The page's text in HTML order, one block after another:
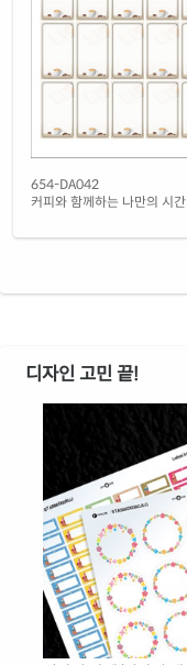
654-DA042
커피와 함께하는 나만의 시간
디자인 고민 끝!